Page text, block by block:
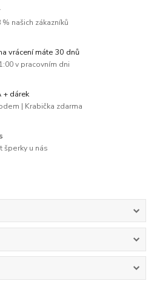
našich zákazníků
vrácení máte 30 dnů
v pracovním dni
+ dárek
| Krabička zdarma
šperky u nás